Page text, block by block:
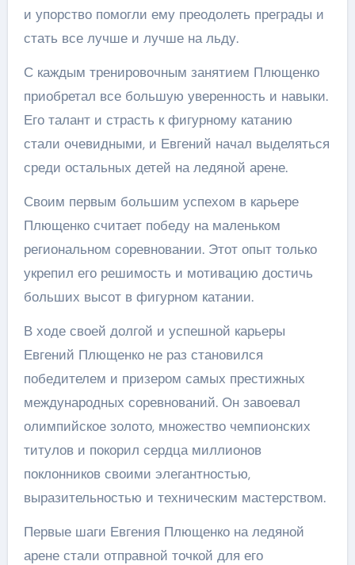
и упорство помогли ему преодолеть преграды и
стать все лучше и лучше на льду.
С каждым тренировочным занятием Плющенко
приобретал все большую уверенность и навыки.
Его талант и страсть к фигурному катанию
стали очевидными, и Евгений начал выделяться
среди остальных детей на ледяной арене.
Своим первым большим успехом в карьере
Плющенко считает победу на маленьком
региональном соревновании. Этот опыт только
укрепил его решимость и мотивацию достичь
больших высот в фигурном катании.
В ходе своей долгой и успешной карьеры
Евгений Плющенко не раз становился
победителем и призером самых престижных
международных соревнований. Он завоевал
олимпийское золото, множество чемпионских
титулов и покорил сердца миллионов
поклонников своими элегантностью,
выразительностью и техническим мастерством.
Первые шаги Евгения Плющенко на ледяной
арене стали отправной точкой для его